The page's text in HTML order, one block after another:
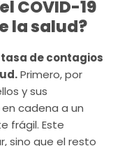
COVID-19
la salud?
de contagios
Primero, por
y sus
cadena a un
frágil. Este
sino que el resto